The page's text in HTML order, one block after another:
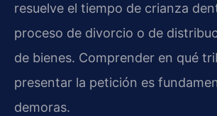
resuelve el tiempo de crianza
proceso de divorcio o de
de bienes. Comprender en qué
presentar la petición es
demoras.